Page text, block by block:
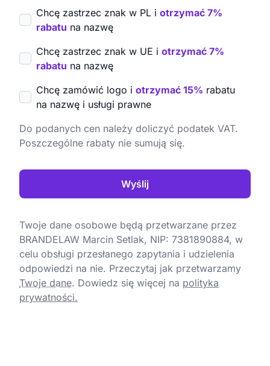
Chcę zastrzec znak w PL i otrzymać 7%
rabatu na nazwę
Chcę zastrzec znak w UE i otrzymać 7%
rabatu na nazwę
Chcę zamówić logo i otrzymać 15% rabatu
na nazwę i usługi prawne
Do podanych cen należy doliczyć podatek VAT.
Poszczególne rabaty nie sumują się.
Wyślij
Twoje dane osobowe będą przetwarzane przez
BRANDELAW Marcin Setlak, NIP: 7381890884, w
celu obsługi przesłanego zapytania i udzielenia
odpowiedzi na nie. Przeczytaj jak przetwarzamy
Twoje dane. Dowiedz się więcej na polityka
prywatności.